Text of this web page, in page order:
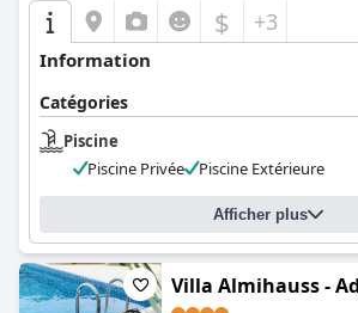
$ +3
Information
Catégories
Piscine
Piscine Privée
Piscine Extérieure
Afficher plus
Villa Almihauss -